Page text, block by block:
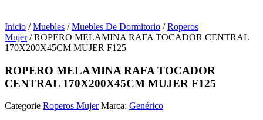
Inicio /Muebles /Muebles De Dormitorio /Roperos
Mujer/ ROPERO MELAMINA RAFA TOCADOR CENTRAL
170X200X45CM MUJER F125
ROPERO MELAMINA RAFA TOCADOR
CENTRAL 170X200X45CM MUJER F125
Categorie Roperos Mujer Marca: Genérico